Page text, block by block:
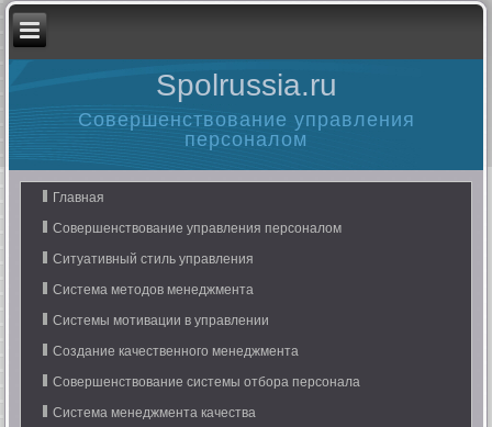
Spolrussia.ru
Совершенствование управления
персоналом
Главная
Совершенствование управления персоналом
Ситуативный стиль управления
Система методов менеджмента
Системы мотивации в управлении
Создание качественного менеджмента
Совершенствование системы отбора персонала
Система менеджмента качества